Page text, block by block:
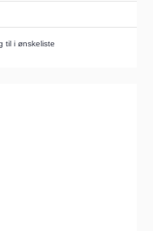
til i ønskeliste